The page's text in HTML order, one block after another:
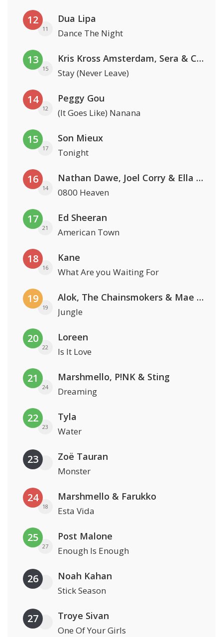
12
11
Dua Lipa
Dance The Night
13
15
Kris Kross Amsterdam, Sera & Conor Maynard
Stay (Never Leave)
14
12
Peggy Gou
(It Goes Like) Nanana
15
17
Son Mieux
Tonight
16
14
Nathan Dawe, Joel Corry & Ella Henderson
0800 Heaven
17
21
Ed Sheeran
American Town
18
16
Kane
What Are you Waiting For
19
19
Alok, The Chainsmokers & Mae Stephens
Jungle
20
22
Loreen
Is It Love
21
24
Marshmello, P!NK & Sting
Dreaming
22
23
Tyla
Water
23 Zoë Tauran
Monster
24
18
Marshmello & Farukko
Esta Vida
25
27
Post Malone
Enough Is Enough
26 Noah Kahan
Stick Season
27 Troye Sivan
One Of Your Girls